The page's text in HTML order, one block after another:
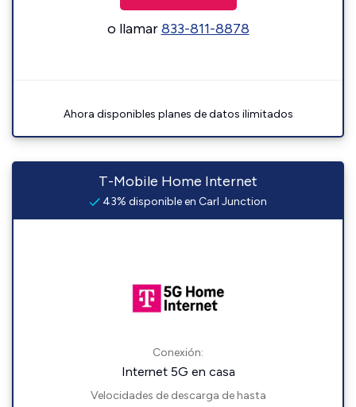
o llamar833-811-8878
Ahora disponibles planes de datos ilimitados
T-Mobile Home Internet
43% disponible en Carl Junction
Conexión:
Internet 5G en casa
Velocidades de descarga de hasta